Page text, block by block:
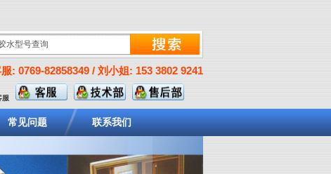
: 0769-82858349 / 刘小姐: 153 3802 9241
常见问题 联系我们